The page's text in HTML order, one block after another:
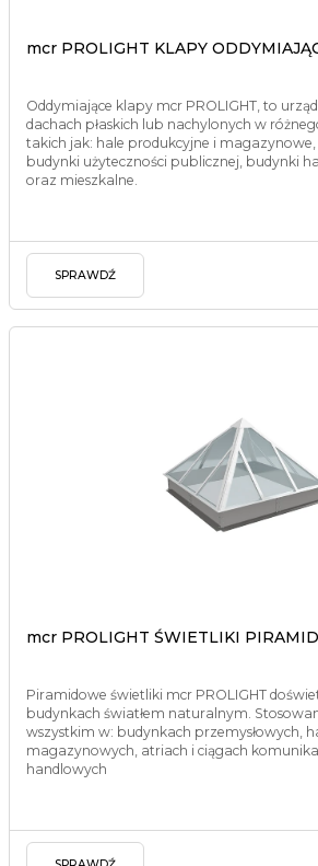
mcr PROLIGHT KLAPY
Oddymiające klapy mcr PROLIGHT, to
dachach płaskich lub nachylonych w
takich jak: hale produkcyjne i
budynki użyteczności publicznej, budynki
oraz mieszkalne.
SPRAWDŹ
mcr PROLIGHT ŚWIETLIKI
Piramidowe świetliki mcr PROLIGHT
budynkach światłem naturalnym.
wszystkim w: budynkach przemysłowych,
magazynowych, atriach i ciągach
handlowych